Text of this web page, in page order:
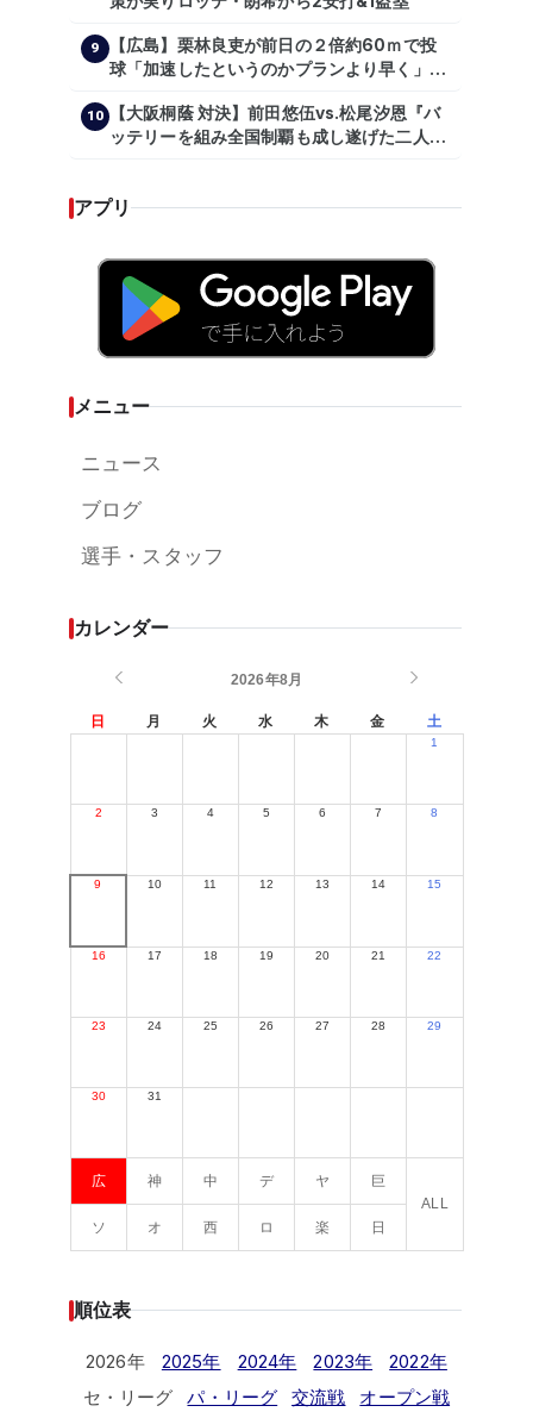
9
【広島】栗林良吏が前日の２倍約60ｍで投
球「加速したというのかプランより早く」自
10
【大阪桐蔭 対決】前田悠伍vs.松尾汐恩『バ
ッテリーを組み全国制覇も成し遂げた二人
アプリ
メニュー
ニュース
ブログ
選手・スタッフ
カレンダー
2026年8月
日 月 火 水 木 金 土
1
2 3 4 5 6 7 8
9 10 11 12 13 14 15
16 17 18 19 20 21 22
23 24 25 26 27 28 29
30 31
広 神 中 デ ヤ
巨
ALL
ソ
オ 西 ロ 楽 日
順位表
2026年 2025年 2024年 2023年
2022年
セ・リーグ
パ・リーグ 交流戦 オープン戦